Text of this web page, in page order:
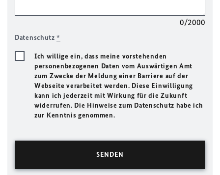
0/2000
Datenschutz*
Ich willige ein, dass meine vorstehenden
personenbezogenen Daten vom Auswärtigen Amt
zum Zwecke der Meldung einer Barriere auf der
Webseite verarbeitet werden. Diese Einwilligung
kann ich jederzeit mit Wirkung für die Zukunft
widerrufen. Die Hinweise zum Datenschutz habe ich
zur Kenntnis genommen.